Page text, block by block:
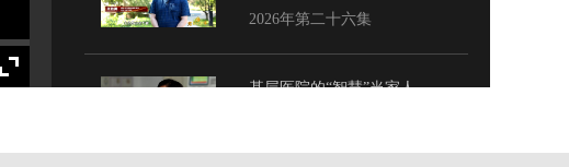
2026年第二十六集
基层医院的“智慧”当家人